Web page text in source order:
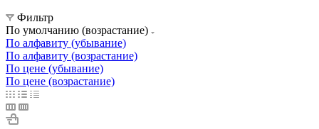
Фильтр
По умолчанию (возрастание)
По алфавиту (убывание)
По алфавиту (возрастание)
По цене (убывание)
По цене (возрастание)